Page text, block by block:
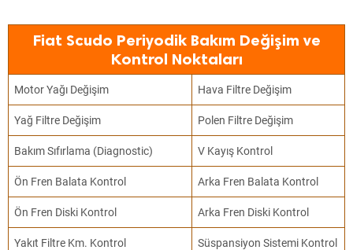
Fiat Scudo Periyodik Bakım Değişim ve
Kontrol Noktaları
Motor Yağı Değişim Hava Filtre Değişim
Yağ Filtre Değişim Polen Filtre Değişim
Bakım Sıfırlama (Diagnostic) V Kayış Kontrol
Ön Fren Balata Kontrol Arka Fren Balata Kontrol
Ön Fren Diski Kontrol Arka Fren Diski Kontrol
Yakıt Filtre Km. Kontrol Süspansiyon Sistemi Kontrol